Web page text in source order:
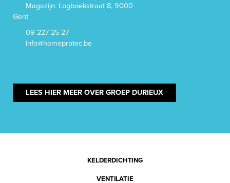
Magazijn: Logboekstraat 8, 9000
Gent
09 227 25 27
info@homeprotec.be
LEES HIER MEER OVER GROEP DURIEUX
KELDERDICHTING
VENTILATIE